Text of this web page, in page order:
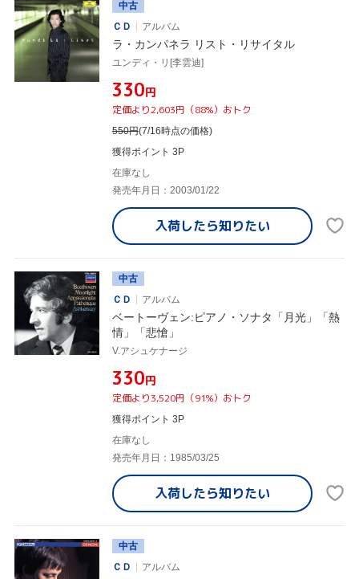
中古
ＣＤ
アルバム
ラ・カンパネラ リスト・リサイタル
ユンディ・リ[李雲迪]
¥330円
定価より2,603円（88%）おトク
550円(7/16時点の価格)
獲得ポイント 3P
在庫なし
発売年月日：2003/01/22
入荷したら知りたい
中古
ＣＤ
アルバム
ベートーヴェン:ピアノ・ソナタ「月光」「熱
情」「悲愴」
V.アシュケナージ
¥330円
定価より3,520円（91%）おトク
獲得ポイント 3P
在庫なし
発売年月日：1985/03/25
入荷したら知りたい
中古
ＣＤ
アルバム